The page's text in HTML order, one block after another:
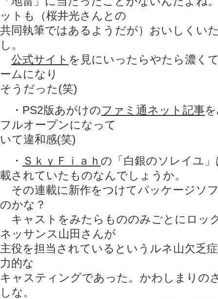
ットも（桜井光さんとの
共同執筆ではあるようだが）おいしくい
し。
公式サイト を見にいったらやたら濃く
ームになり
そうだった(笑)
・PS2版あがけのファミ通ネット記事
フルオープンになって
いて違和感(笑)
・ ＳｋｙＦｉａｈ の「白銀のソレイユ
載されていたものなんでしょうか。
その連載に新作をつけてパッケージソ
のかな？
キャストをみたらもののみごとにロッ
ネッサンス山田さんが
主役を担当されているというルネ山欠乏
力的な
キャスティングであった。かわしまりの
しな。